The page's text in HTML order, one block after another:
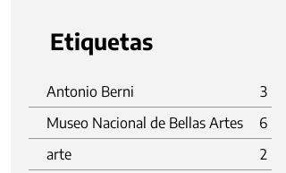
Etiquetas
Antonio Berni
3
Museo Nacional de Bellas Artes
6
arte
2